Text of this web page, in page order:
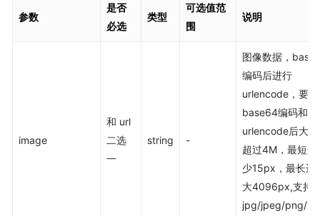
参数
是否
必选
类型
可选值范
围
说明
image
和 url
二选
一
string -
图像数据，
编码后进行
urlencode，要求
base64编码和
urlencode后大
超过4M，最短边
少15px，最长边
大4096px,支持
jpg/jpeg/png/